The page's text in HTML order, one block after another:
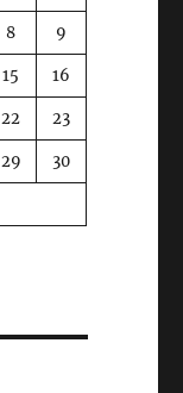
8 9
15 16
22 23
29 30